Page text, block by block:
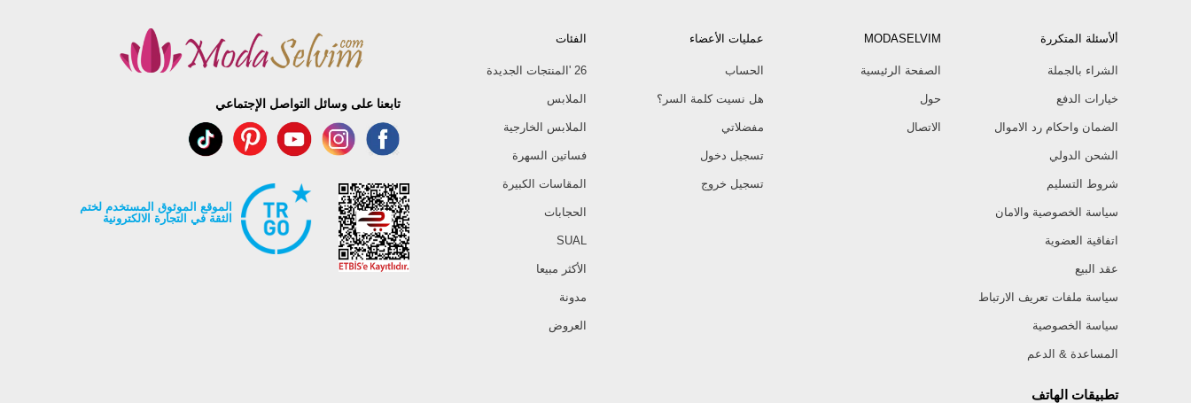
ألأسئلة المتكررة
الشراء بالجملة
خيارات الدفع
الضمان واحكام رد الاموال
الشحن الدولي
شروط التسليم
سياسة الخصوصية والامان
اتفاقية العضوية
عقد البيع
سياسة ملفات تعريف الارتباط
سياسة الخصوصية
المساعدة & الدعم
MODASELVIM
الصفحة الرئيسية
حول
الاتصال
عمليات الأعضاء
الحساب
هل نسيت كلمة السر؟
مفضلاتي
تسجيل دخول
تسجيل خروج
الفئات
26 'المنتجات الجديدة
الملابس
الملابس الخارجية
فساتين السهرة
المقاسات الكبيرة
الحجابات
SUAL
الأكثر مبيعا
مدونة
العروض
تطبيقات الهاتف
تابعنا على وسائل التواصل الإجتماعي
الموقع الموثوق المستخدم لختم
الثقة في التجارة الالكترونية